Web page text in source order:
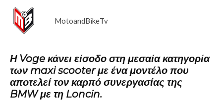
MotoandBikeTv
Η Voge κάνει είσοδο στη μεσαία κατηγορία
των maxi scooter με ένα μοντέλο που
αποτελεί τον καρπό συνεργασίας της
BMW με τη Loncin.